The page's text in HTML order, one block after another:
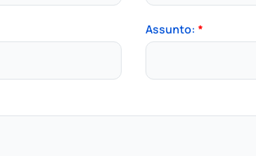
Assunto: *